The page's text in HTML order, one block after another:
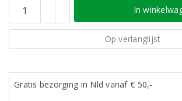
In
Op verlanglijst
Gratis bezorging in Nld vanaf € 50,-